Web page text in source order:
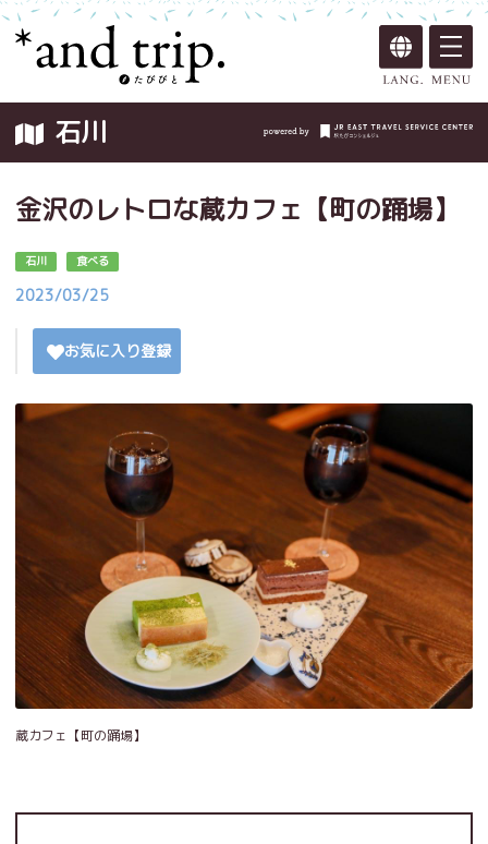
石川
金沢のレトロな蔵カフェ【町の踊場】
石川 食べる
2023/03/25
お気に入り登録
蔵カフェ【町の踊場】